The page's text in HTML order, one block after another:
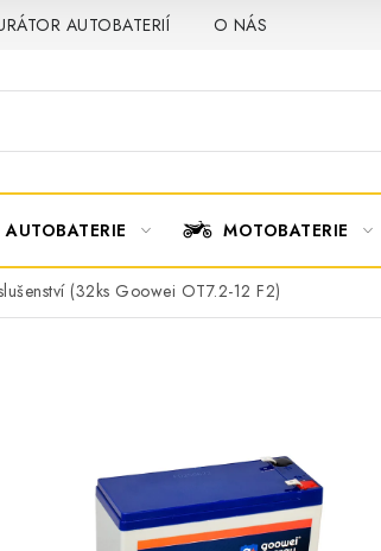
AUTOBATERIÍ O NÁS
AUTOBATERIE MOTOBATERIE
(32ks Goowei OT7.2-12 F2)